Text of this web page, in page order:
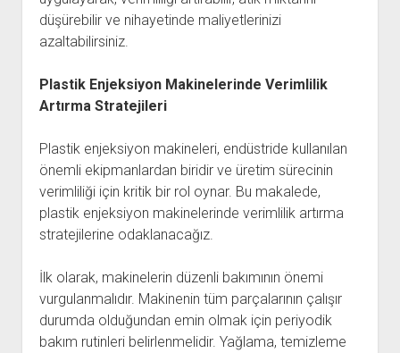
düşürebilir ve nihayetinde maliyetlerinizi
azaltabilirsiniz.
Plastik Enjeksiyon Makinelerinde Verimlilik
Artırma Stratejileri
Plastik enjeksiyon makineleri, endüstride kullanılan
önemli ekipmanlardan biridir ve üretim sürecinin
verimliliği için kritik bir rol oynar. Bu makalede,
plastik enjeksiyon makinelerinde verimlilik artırma
stratejilerine odaklanacağız.
İlk olarak, makinelerin düzenli bakımının önemi
vurgulanmalıdır. Makinenin tüm parçalarının çalışır
durumda olduğundan emin olmak için periyodik
bakım rutinleri belirlenmelidir. Yağlama, temizleme